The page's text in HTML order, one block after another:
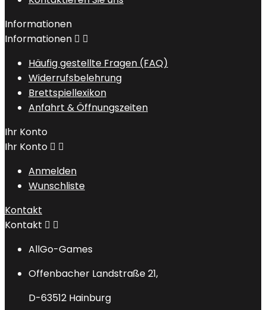
Informationen
Informationen  
Häufig gestellte Fragen (FAQ)
Widerrufsbelehrung
Brettspiellexikon
Anfahrt & Öffnungszeiten
Ihr Konto
Ihr Konto  
Anmelden
Wunschliste
Kontakt
Kontakt  
AllGo-Games
Offenbacher Landstraße 21,
D-63512 Hainburg